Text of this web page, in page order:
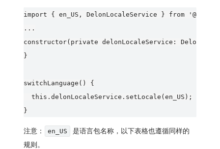
import { en_US, DelonLocaleService } from
...
constructor(private delonLocaleService:
}
switchLanguage() {
  this.delonLocaleService.setLocale(en_US);
注意： en_US
是语言包名称，以下表格也遵循同样的
规则。